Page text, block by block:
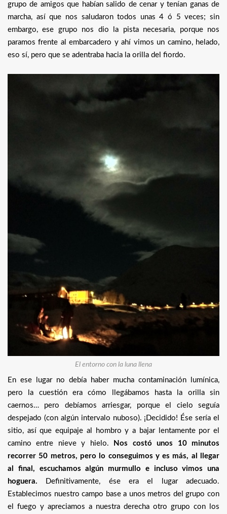
grupo de amigos que habían salido de cenar y tenían ganas de
marcha, así que nos saludaron todos unas 4 ó 5 veces; sin
embargo, ese grupo nos dio la pista necesaria, porque nos
paramos frente al embarcadero y ahí vimos un camino, helado,
eso sí, pero que se adentraba hacia la orilla del fiordo.
El entorno con la luna llena
En ese lugar no debía haber mucha contaminación lumínica,
pero la cuestión era cómo llegábamos hasta la orilla sin
caernos… pero debíamos arriesgar, porque el cielo seguía
despejado (con algún intervalo nuboso). ¡Decidido! Ése sería el
sitio, así que equipaje al hombro y a bajar lentamente por el
camino entre nieve y hielo.
Nos costó unos 10 minutos
recorrer 50 metros, pero lo conseguimos y es más, al llegar
al final, escuchamos algún murmullo e incluso vimos una
hoguera. Definitivamente, ése era el lugar adecuado.
Establecimos nuestro campo base a unos metros del grupo con
el fuego y apreciamos a nuestra derecha otro grupo con los